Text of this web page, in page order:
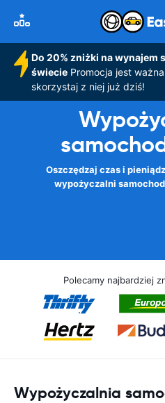
Do 20% zniżki na wynajem
świeciePromocja jest
skorzystaj z niej już dziś!
Oszczędzaj czas i
wypożyczalni
Polecamy najbardziej
Wypożyczalnia